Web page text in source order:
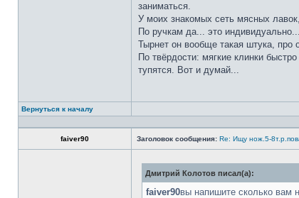
заниматься.
У моих знакомых сеть мясных
По ручкам да... это
Тырнет он вообще такая штука, про
По твёрдости: мягкие клинки
тупятся. Вот и думай...
Вернуться к началу
faiver90 Заголовок сообщения: Re: Ищу нож.5-
Дмитрий Колотов писал(а):
faiver90вы напишите сколько вам